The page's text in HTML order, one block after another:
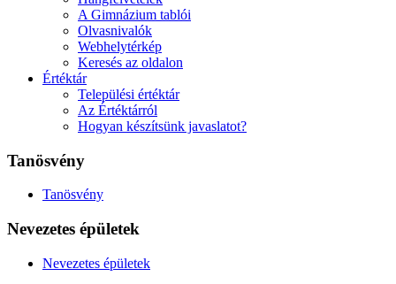
A Gimnázium tablói
Olvasnivalók
Webhelytérkép
Keresés az oldalon
Értéktár
Települési értéktár
Az Értéktárról
Hogyan készítsünk javaslatot?
Tanösvény
Tanösvény
Nevezetes épületek
Nevezetes épületek